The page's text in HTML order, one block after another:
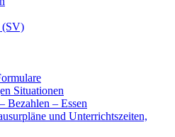
(SV)
Situationen
Bezahlen – Essen
und Unterrichtszeiten,